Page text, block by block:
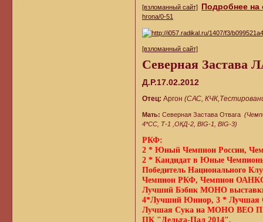
[взломанный сайт] Подробнее
hrona/0-51
[взломанный сайт]
Северная Застава
Д.Р.17.02.2012
Отец: Аргон(САС,
Мать: Северная Застава Отвага
4*СС, Т-1 ,ОКД-2, BIG-1, BIG-3)
РКФ:
2 * Юный Чемпион России,
2 * Кандидат в Юные
Победитель Национального
Чемпион РКФ, Чемпион
Лучший Бэбик МОНО
4*Лучший Юниор, 3 * Лучшая
Лучшая Сука на МОНО ВЕО
ПК "Дельта-Пал 2014",